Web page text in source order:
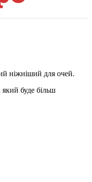
ніжніший для очей.
буде більш